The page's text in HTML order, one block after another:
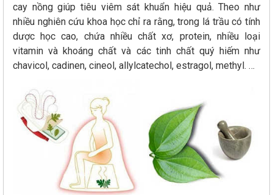
cay nồng giúp tiêu viêm sát khuẩn hiệu quả. Theo như
nhiều nghiên cứu khoa học chỉ ra rằng, trong lá trầu có tính
dược học cao, chứa nhiều chất xơ, protein, nhiều loại
vitamin và khoáng chất và các tinh chất quý hiếm như
chavicol, cadinen, cineol, allylcatechol, estragol, methyl. …